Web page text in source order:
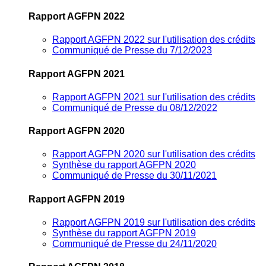
Rapport AGFPN 2022
Rapport AGFPN 2022 sur l'utilisation des crédits
Communiqué de Presse du 7/12/2023
Rapport AGFPN 2021
Rapport AGFPN 2021 sur l'utilisation des crédits
Communiqué de Presse du 08/12/2022
Rapport AGFPN 2020
Rapport AGFPN 2020 sur l'utilisation des crédits
Synthèse du rapport AGFPN 2020
Communiqué de Presse du 30/11/2021
Rapport AGFPN 2019
Rapport AGFPN 2019 sur l'utilisation des crédits
Synthèse du rapport AGFPN 2019
Communiqué de Presse du 24/11/2020